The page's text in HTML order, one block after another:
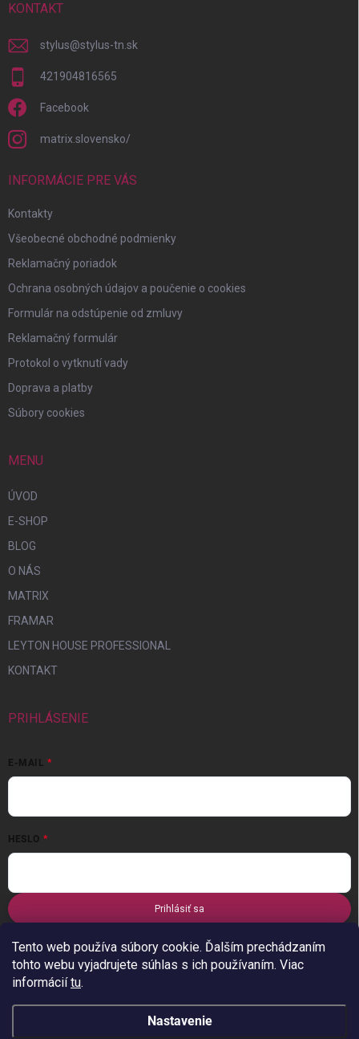
Tento web používa súbory cookie. Ďalším prechádzaním
tohto webu vyjadrujete súhlas s ich používaním. Viac
informáciítu.
Nastavenie
KONTAKT
stylus@stylus-tn.sk
421904816565
Facebook
matrix.slovensko/
INFORMÁCIE PRE VÁS
Kontakty
Všeobecné obchodné podmienky
Reklamačný poriadok
Ochrana osobných údajov a poučenie o cookies
Formulár na odstúpenie od zmluvy
Reklamačný formulár
Protokol o vytknutí vady
Doprava a platby
Súbory cookies
MENU
ÚVOD
E-SHOP
BLOG
O NÁS
MATRIX
FRAMAR
LEYTON HOUSE PROFESSIONAL
KONTAKT
PRIHLÁSENIE
E-MAIL
HESLO
Prihlásiť sa